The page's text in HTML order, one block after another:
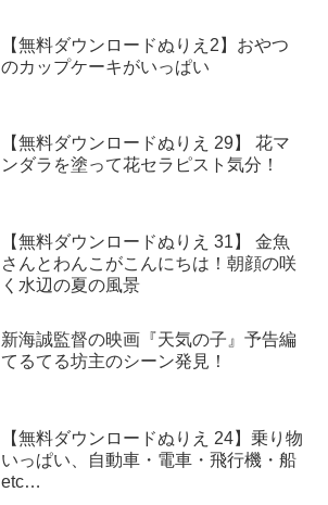
【無料ダウンロードぬりえ2】おやつ
のカップケーキがいっぱい
【無料ダウンロードぬりえ 29】 花マ
ンダラを塗って花セラピスト気分！
【無料ダウンロードぬりえ 31】 金魚
さんとわんこがこんにちは！朝顔の咲
く水辺の夏の風景
新海誠監督の映画『天気の子』予告編
てるてる坊主のシーン発見！
【無料ダウンロードぬりえ 24】乗り物
いっぱい、自動車・電車・飛行機・船
etc…